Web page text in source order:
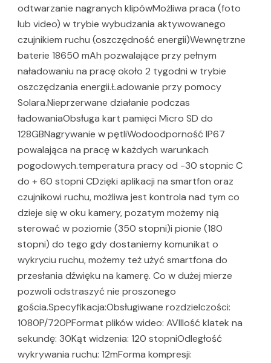
odtwarzanie nagranych klipówMożliwa praca (foto
lub video) w trybie wybudzania aktywowanego
czujnikiem ruchu (oszczędność energii)Wewnętrzne
baterie 18650 mAh pozwalające przy pełnym
naładowaniu na pracę około 2 tygodni w trybie
oszczędzania energii.Ładowanie przy pomocy
Solara.Nieprzerwane działanie podczas
ładowaniaObsługa kart pamięci Micro SD do
128GBNagrywanie w pętliWodoodporność IP67
powalająca na pracę w każdych warunkach
pogodowych.temperatura pracy od -30 stopnic C
do + 60 stopni CDzięki aplikacji na smartfon oraz
czujnikowi ruchu, możliwa jest kontrola nad tym co
dzieje się w oku kamery, pozatym możemy nią
sterować w poziomie (350 stopni)i pionie (180
stopni) do tego gdy dostaniemy komunikat o
wykryciu ruchu, możemy też użyć smartfona do
przesłania dźwięku na kamerę. Co w dużej mierze
pozwoli odstraszyć nie proszonego
gościa.Specyfikacja:Obsługiwane rozdzielczości:
1080P/720PFormat plików wideo: AVIIlość klatek na
sekundę: 30Kąt widzenia: 120 stopniOdległość
wykrywania ruchu: 12mForma kompresji: